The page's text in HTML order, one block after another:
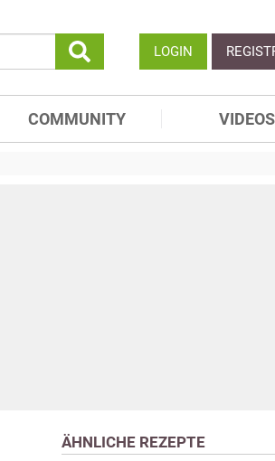
LOGIN
COMMUNITY VIDEOS
ÄHNLICHE REZEPTE